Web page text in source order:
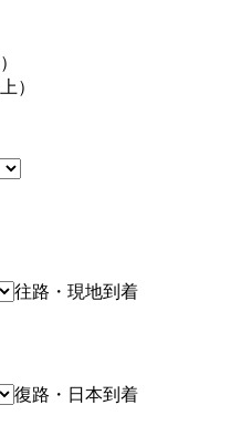
）
往路・現地到着
復路・日本到着